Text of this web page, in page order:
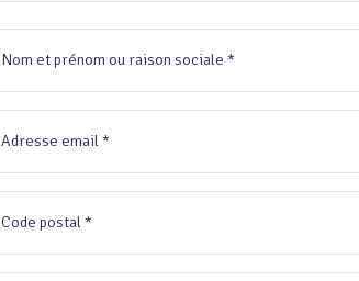
Nom et prénom ou raison sociale *
Adresse email *
Code postal *